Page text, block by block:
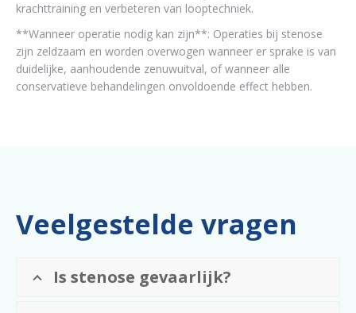
krachttraining en verbeteren van looptechniek.
**Wanneer operatie nodig kan zijn**: Operaties bij stenose
zijn zeldzaam en worden overwogen wanneer er sprake is van
duidelijke, aanhoudende zenuwuitval, of wanneer alle
conservatieve behandelingen onvoldoende effect hebben.
Veelgestelde vragen
Is stenose gevaarlijk?